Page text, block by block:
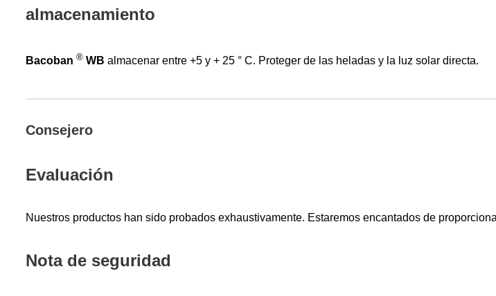
almacenamiento
Bacoban ® WB almacenar entre +5 y + 25 ° C. Proteger de las heladas y la luz solar directa.
Consejero
Evaluación
Nuestros productos han sido probados exhaustivamente. Estaremos encantados de
Nota de seguridad